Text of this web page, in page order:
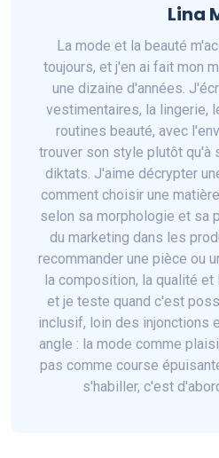
Lina
La mode et la beauté
toujours, et j'en ai fait mon
une dizaine d'années.
vestimentaires, la lingerie,
routines beauté, avec
trouver son style plutôt qu'à
diktats. J'aime décrypter
comment choisir une
selon sa morphologie et sa
du marketing dans les
recommander une pièce ou
la composition, la qualité
et je teste quand c'est
inclusif, loin des injonctions
angle : la mode comme
pas comme course
s'habiller, c'est